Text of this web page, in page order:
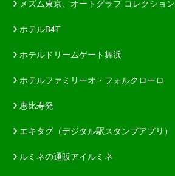
メズム東京、オートグラフ コレクション
ホテルB4T
ホテルドリームゲート舞浜
ホテルファミリーオ・フォルクローロ
恵比寿発
エキタグ（デジタル駅スタンプアプリ）
ルミネの通販アイルミネ